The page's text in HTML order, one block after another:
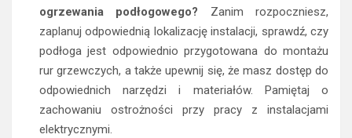
ogrzewania podłogowego? Zanim rozpoczniesz,
zaplanuj odpowiednią lokalizację instalacji, sprawdź, czy
podłoga jest odpowiednio przygotowana do montażu
rur grzewczych, a także upewnij się, że masz dostęp do
odpowiednich narzędzi i materiałów. Pamiętaj o
zachowaniu ostrożności przy pracy z instalacjami
elektrycznymi.